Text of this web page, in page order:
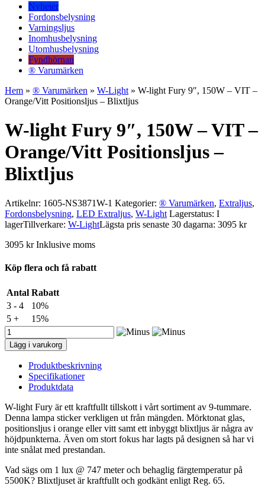
Nyheter
Fordonsbelysning
Varningsljus
Inomhusbelysning
Utomhusbelysning
Fyndhörnan
® Varumärken
Hem » ® Varumärken » W-Light » W-light Fury 9″, 150W – VIT –
Orange/Vitt Positionsljus – Blixtljus
W-light Fury 9″, 150W – VIT –
Orange/Vitt Positionsljus –
Blixtljus
Artikelnr: 1605-NS3871W-1 Kategorier: ® Varumärken, Extraljus,
Fordonsbelysning, LED Extraljus, W-Light Lagerstatus: I
lagerTillverkare: W-LightLägsta pris senaste 30 dagarna: 3095 kr
3095 kr Inklusive moms
Köp flera och få rabatt
Antal Rabatt
3 - 4
10%
5 +
15%
W-
light
Fury
150W
-
Orange/Vitt
Positionsljus
-
Blixtljus
Lägg i varukorg
Produktbeskrivning
Specifikationer
Produktdata
W-light Fury är ett kraftfullt tillskott i vårt sortiment av 9-tummare.
Denna lampa sticker verkligen ut från mängden. Mörktonat glas,
positionsljus i orange eller vitt samt ett inbyggt blixtljus är några av
höjdpunkterna. Även om stort fokus har lagts på designen så har vi
inte snålat med prestandan.
Vad sägs om 1 lux @ 747 meter och behaglig färgtemperatur på
5500K? Blixtljuset är kraftfullt och godkänt enligt Reg. 65.